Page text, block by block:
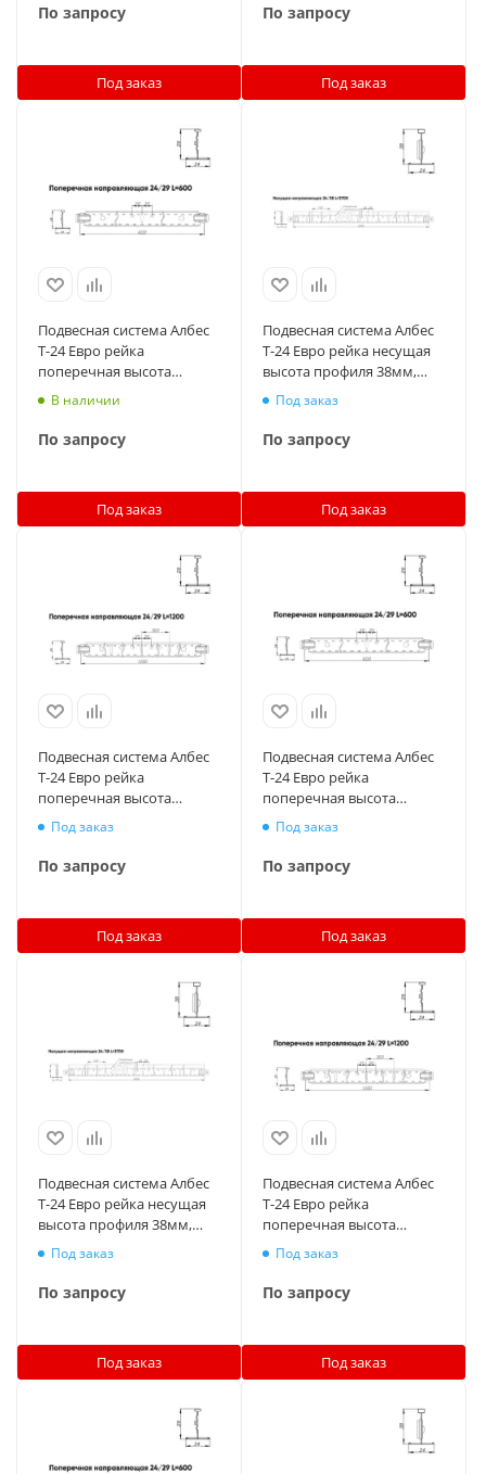
По запросу
Под заказ
По запросу
Под заказ
Подвесная система Албес
T-24 Евро рейка
поперечная высота
профиля 29мм, длина
В наличии
По запросу
Под заказ
Подвесная система Албес
T-24 Евро рейка несущая
высота профиля 38мм,
длина 3700мм, металлик
Под заказ
По запросу
Под заказ
Подвесная система Албес
T-24 Евро рейка
поперечная высота
профиля 29мм, длина
1200мм, металлик
Под заказ
По запросу
Под заказ
Подвесная система Албес
T-24 Евро рейка
поперечная высота
профиля 29мм, длина
600мм, металлик
Под заказ
По запросу
Под заказ
Подвесная система Албес
T-24 Евро рейка несущая
высота профиля 38мм,
длина 3700мм, металлик
матовый
Под заказ
По запросу
Под заказ
Подвесная система Албес
T-24 Евро рейка
поперечная высота
профиля 29мм, длина
1200мм, металлик
матовый
Под заказ
По запросу
Под заказ